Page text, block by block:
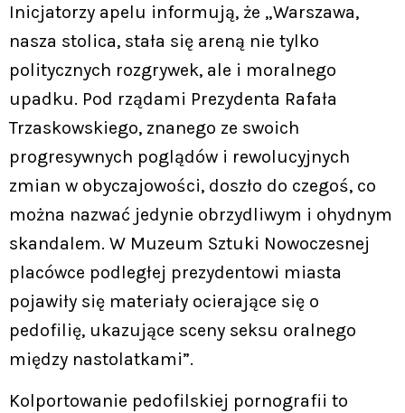
Inicjatorzy apelu informują, że „Warszawa,
nasza stolica, stała się areną nie tylko
politycznych rozgrywek, ale i moralnego
upadku. Pod rządami Prezydenta Rafała
Trzaskowskiego, znanego ze swoich
progresywnych poglądów i rewolucyjnych
zmian w obyczajowości, doszło do czegoś, co
można nazwać jedynie obrzydliwym i ohydnym
skandalem. W Muzeum Sztuki Nowoczesnej
placówce podległej prezydentowi miasta
pojawiły się materiały ocierające się o
pedofilię, ukazujące sceny seksu oralnego
między nastolatkami”.
Kolportowanie pedofilskiej pornografii to